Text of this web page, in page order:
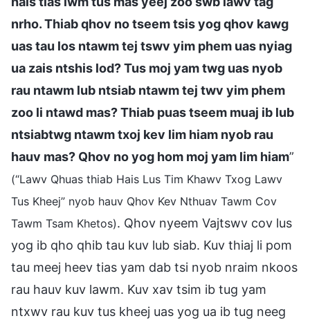
nrho. Thiab qhov no tseem tsis yog qhov kawg
uas tau los ntawm tej tswv yim phem uas nyiag
ua zais ntshis lod? Tus moj yam twg uas nyob
rau ntawm lub ntsiab ntawm tej twv yim phem
zoo li ntawd mas? Thiab puas tseem muaj ib lub
ntsiabtwg ntawm txoj kev lim hiam nyob rau
hauv mas? Qhov no yog hom moj yam lim hiam”
(“Lawv Qhuas thiab Hais Lus Tim Khawv Txog Lawv
Tus Kheej” nyob hauv Qhov Kev Nthuav Tawm Cov
Tawm Tsam Khetos). Qhov nyeem Vajtswv cov lus
yog ib qho qhib tau kuv lub siab. Kuv thiaj li pom
tau meej heev tias yam dab tsi nyob nraim nkoos
rau hauv kuv lawm. Kuv xav tsim ib tug yam
ntxwv rau kuv tus kheej uas yog ua ib tug neeg